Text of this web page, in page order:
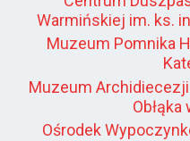
Warmińskiej im. ks.
Muzeum Pomnika
Muzeum
Ośrodek